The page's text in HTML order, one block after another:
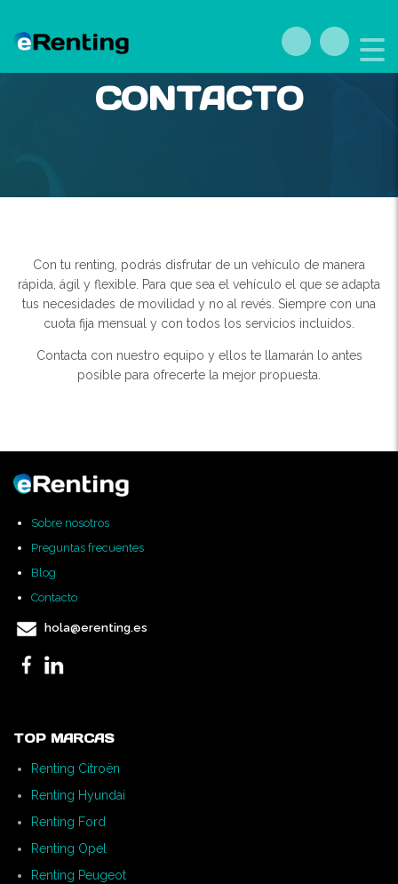
CONTACTO
Con tu renting, podrás disfrutar de un vehículo de manera
rápida, ágil y flexible. Para que sea el vehículo el que se adapta
tus necesidades de movilidad y no al revés. Siempre con una
cuota fija mensual y con todos los servicios incluidos.
Contacta con nuestro equipo y ellos te llamarán lo antes
posible para ofrecerte la mejor propuesta.
Sobre nosotros
Preguntas frecuentes
Blog
Contacto
hola@erenting.es
TOP MARCAS
Renting Citroën
Renting Hyundai
Renting Ford
Renting Opel
Renting Peugeot